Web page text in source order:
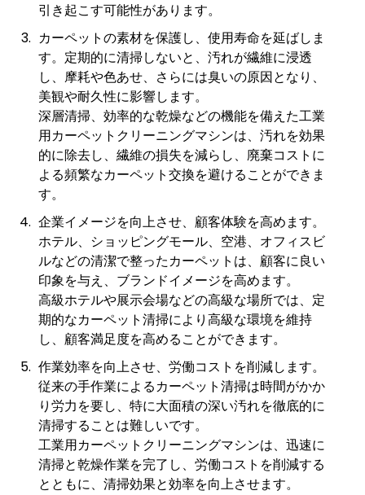
引き起こす可能性があります。
カーペットの素材を保護し、使用寿命を延ばしま
す。定期的に清掃しないと、汚れが繊維に浸透
し、摩耗や色あせ、さらには臭いの原因となり、
美観や耐久性に影響します。
深層清掃、効率的な乾燥などの機能を備えた工業
用カーペットクリーニングマシンは、汚れを効果
的に除去し、繊維の損失を減らし、廃棄コストに
よる頻繁なカーペット交換を避けることができま
す。
企業イメージを向上させ、顧客体験を高めます。
ホテル、ショッピングモール、空港、オフィスビ
ルなどの清潔で整ったカーペットは、顧客に良い
印象を与え、ブランドイメージを高めます。
高級ホテルや展示会場などの高級な場所では、定
期的なカーペット清掃により高級な環境を維持
し、顧客満足度を高めることができます。
作業効率を向上させ、労働コストを削減します。
従来の手作業によるカーペット清掃は時間がかか
り労力を要し、特に大面積の深い汚れを徹底的に
清掃することは難しいです。
工業用カーペットクリーニングマシンは、迅速に
清掃と乾燥作業を完了し、労働コストを削減する
とともに、清掃効果と効率を向上させます。